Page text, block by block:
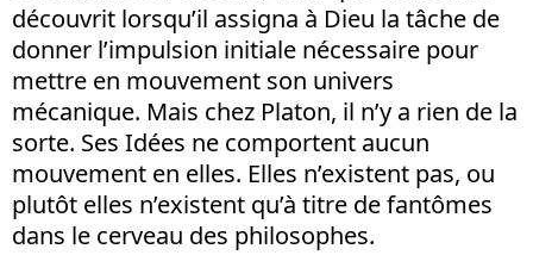
découvrit lorsqu’il assigna à Dieu la tâche de
donner l’impulsion initiale nécessaire pour
mettre en mouvement son univers
mécanique. Mais chez Platon, il n’y a rien de la
sorte. Ses Idées ne comportent aucun
mouvement en elles. Elles n’existent pas, ou
plutôt elles n’existent qu’à titre de fantômes
dans le cerveau des philosophes.